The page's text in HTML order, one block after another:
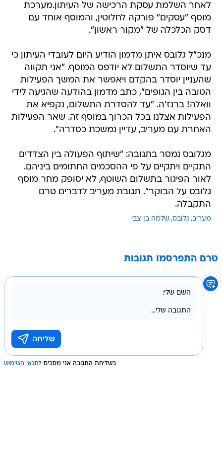
לאחר השלמת עסקת הרכישה של העיתון.מערכת
מוסף "עסקים" פורקה לחלוטין, והמוסף אוחד עם
דסק הכלכלה של "מקור ראשון".
מנכ"ל גלובס איתן מדמון הודיע היום לעובדי העיתון כי
עד שיוסדר התשלום לא יודפס המוסף. "אני תקווה
שהעניין יוסדר בהקדם ויאפשר את המשך הפעילות
הטובה בין הגופים", כתב מדמון בהודעה שהגיעה לידי
וואלה! ברנז'ה. "עד להסדרת התשלום, נקפיא את
הפעילות אצלנו בכל הכרוך במוסף זה. שאר הפעילות
האחרת עם מעריב, עדיין נמשכת כסדרה".
מגלובס נמסר בתגובה: "שיתוף הפעולה בין הצדדים
התקיים ויתקיים על פי ההסכמים החתומים ביניהם.
לאור הפיגור בתשלום השוטף, לא יסופק מחר מוסף
גלובס על הבוקר". תגובת מעריב לדברים טרם
התקבלה.
מעריב גלובס שלמה בן צבי
טרם התפרסמו תגובות
בשליחת התגובה אני מסכים לתנאי השימוש